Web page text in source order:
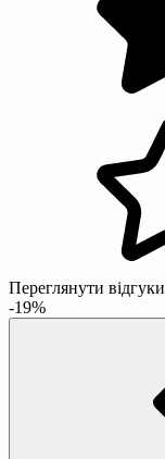
Переглянути відгуки
-19%